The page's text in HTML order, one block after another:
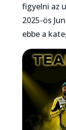
figyelni az
2025-ös
ebbe a